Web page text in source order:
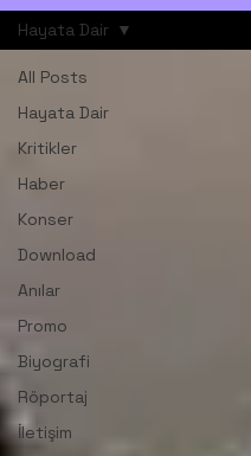
All Posts
Hayata Dair
Kritikler
Haber
Konser
Download
Anılar
Promo
Biyografi
Röportaj
İletişim
Hayata Dair